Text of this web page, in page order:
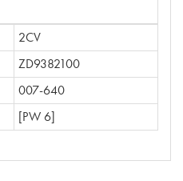
2CV
ZD9382100
007-640
[PW 6]